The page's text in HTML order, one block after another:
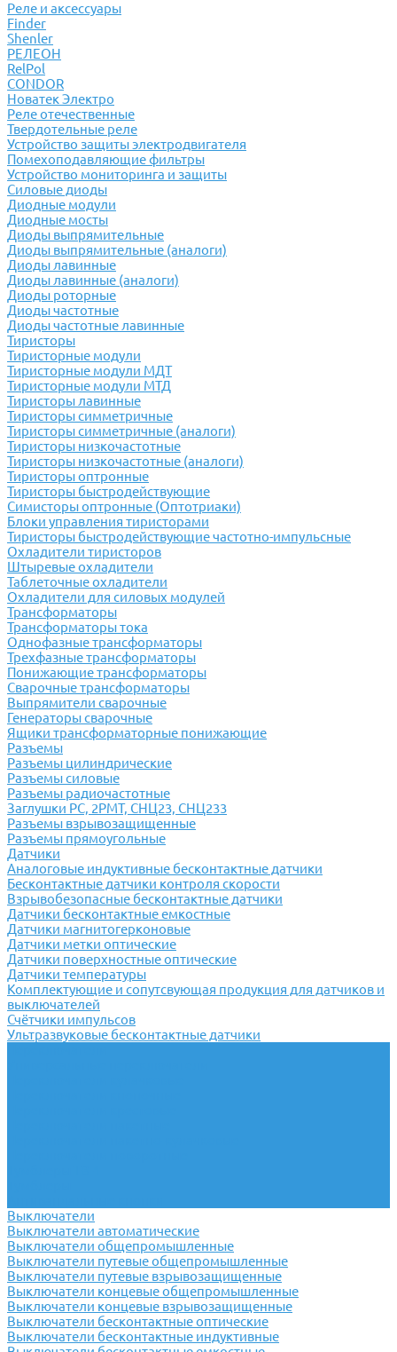
Реле и аксессуары
Finder
Shenler
РЕЛЕОН
RelPol
CONDOR
Новатек Электро
Реле отечественные
Твердотельные реле
Устройство защиты электродвигателя
Помехоподавляющие фильтры
Устройство мониторинга и защиты
Силовые диоды
Диодные модули
Диодные мосты
Диоды выпрямительные
Диоды выпрямительные (аналоги)
Диоды лавинные
Диоды лавинные (аналоги)
Диоды роторные
Диоды частотные
Диоды частотные лавинные
Тиристоры
Тиристорные модули
Тиристорные модули МДТ
Тиристорные модули МТД
Тиристоры лавинные
Тиристоры симметричные
Тиристоры симметричные (аналоги)
Тиристоры низкочастотные
Тиристоры низкочастотные (аналоги)
Тиристоры оптронные
Тиристоры быстродействующие
Симисторы оптронные (Оптотриаки)
Блоки управления тиристорами
Тиристоры быстродействующие частотно-импульсные
Охладители тиристоров
Штыревые охладители
Таблеточные охладители
Охладители для силовых модулей
Трансформаторы
Трансформаторы тока
Однофазные трансформаторы
Трехфазные трансформаторы
Понижающие трансформаторы
Сварочные трансформаторы
Выпрямители сварочные
Генераторы сварочные
Ящики трансформаторные понижающие
Разъемы
Разъемы цилиндрические
Разъемы силовые
Разъемы радиочастотные
Заглушки РС, 2РМТ, СНЦ23, СНЦ233
Разъемы взрывозащищенные
Разъемы прямоугольные
Датчики
Аналоговые индуктивные бесконтактные датчики
Бесконтактные датчики контроля скорости
Взрывобезопасные бесконтактные датчики
Датчики бесконтактные емкостные
Датчики магнитогерконовые
Датчики метки оптические
Датчики поверхностные оптические
Датчики температуры
Комплектующие и сопутсвующая продукция для датчиков и
выключателей
Счётчики импульсов
Ультразвуковые бесконтактные датчики
Выключатели
Выключатели автоматические
Выключатели общепромышленные
Выключатели путевые общепромышленные
Выключатели путевые взрывозащищенные
Выключатели концевые общепромышленные
Выключатели концевые взрывозащищенные
Выключатели бесконтактные оптические
Выключатели бесконтактные индуктивные